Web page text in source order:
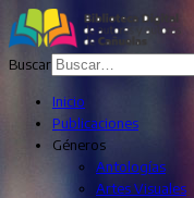
Buscar
Inicio
Publicaciones
Géneros
Antologías
Artes Visuales